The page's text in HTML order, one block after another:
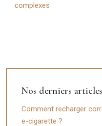
complexes
Nos derniers articles
Comment recharger
e-cigarette ?